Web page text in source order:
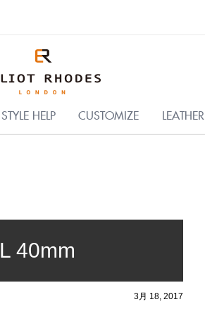
STYLE HELP CUSTOMIZE LEATHER
40mm
3月 18, 2017